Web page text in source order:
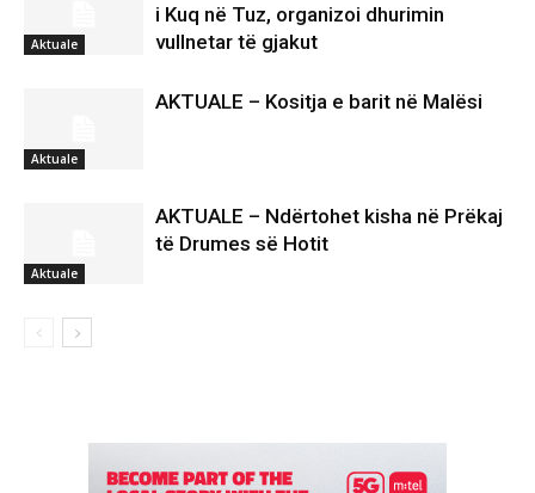
Aktuale
i Kuq në Tuz, organizoi dhurimin
vullnetar të gjakut
Aktuale
AKTUALE – Kositja e barit në Malësi
Aktuale
AKTUALE – Ndërtohet kisha në Prëkaj
të Drumes së Hotit